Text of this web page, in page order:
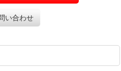
い合わせ